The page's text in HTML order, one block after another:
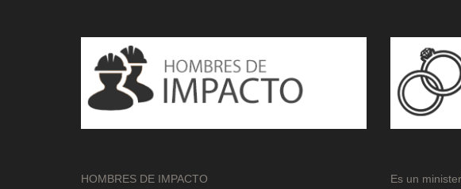
HOMBRES DE IMPACTO
Es un